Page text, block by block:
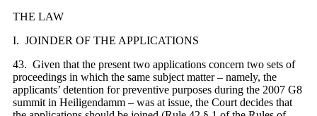
THE LAW
I. JOINDER OF THE APPLICATIONS
43. Given that the present two applications concern two sets of
proceedings in which the same subject matter – namely, the
applicants’ detention for preventive purposes during the 2007 G8
summit in Heiligendamm – was at issue, the Court decides that